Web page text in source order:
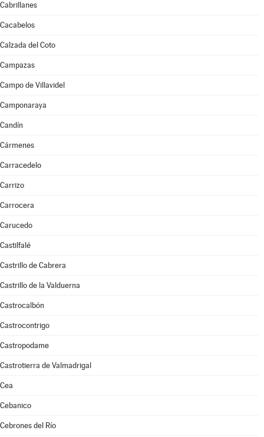
Cabrillanes
Cacabelos
Calzada del Coto
Campazas
Campo de Villavidel
Camponaraya
Candín
Cármenes
Carracedelo
Carrizo
Carrocera
Carucedo
Castilfalé
Castrillo de Cabrera
Castrillo de la Valduerna
Castrocalbón
Castrocontrigo
Castropodame
Castrotierra de Valmadrigal
Cea
Cebanico
Cebrones del Río